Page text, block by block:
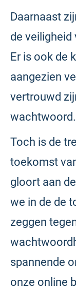
Daarnaast
de veiligheid
Er is ook de
aangezien
vertrouwd
wachtwoord.
Toch is de
toekomst
gloort aan
we in de de
zeggen
spannende
onze online